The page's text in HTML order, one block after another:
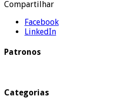
Compartilhar
Facebook
LinkedIn
Patronos
Categorias